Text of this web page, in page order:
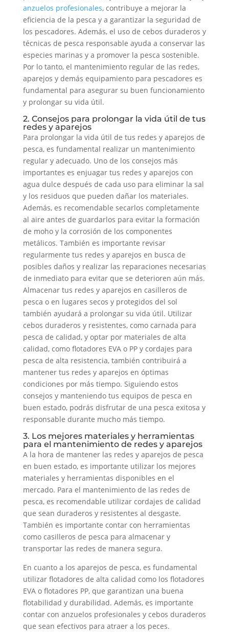
anzuelos profesionales, contribuye a mejorar la
eficiencia de la pesca y a garantizar la seguridad de
los pescadores. Además, el uso de cebos duraderos y
técnicas de pesca responsable ayuda a conservar las
especies marinas y a promover la pesca sostenible.
Por lo tanto, el mantenimiento regular de las redes,
aparejos y demás equipamiento para pescadores es
fundamental para asegurar su buen funcionamiento
y prolongar su vida útil.
2. Consejos para prolongar la vida útil de tus
redes y aparejos
Para prolongar la vida útil de tus redes y aparejos de
pesca, es fundamental realizar un mantenimiento
regular y adecuado. Uno de los consejos más
importantes es enjuagar tus redes y aparejos con
agua dulce después de cada uso para eliminar la sal
y los residuos que pueden dañar los materiales.
Además, es recomendable secarlos completamente
al aire antes de guardarlos para evitar la formación
de moho y la corrosión de los componentes
metálicos. También es importante revisar
regularmente tus redes y aparejos en busca de
posibles daños y realizar las reparaciones necesarias
de inmediato para evitar que se deterioren aún más.
Almacenar tus redes y aparejos en casilleros de
pesca o en lugares secos y protegidos del sol
también ayudará a prolongar su vida útil. Utilizar
cebos duraderos y resistentes, como carnada para
pesca de calidad, y optar por materiales de alta
calidad, como flotadores EVA o PP y cordajes para
pesca de alta resistencia, también contribuirá a
mantener tus redes y aparejos en óptimas
condiciones por más tiempo. Siguiendo estos
consejos y manteniendo tus equipos de pesca en
buen estado, podrás disfrutar de una pesca exitosa y
responsable durante mucho más tiempo.
3. Los mejores materiales y herramientas
para el mantenimiento de redes y aparejos
A la hora de mantener las redes y aparejos de pesca
en buen estado, es importante utilizar los mejores
materiales y herramientas disponibles en el
mercado. Para el mantenimiento de las redes de
pesca, es recomendable utilizar cordajes de calidad
que sean duraderos y resistentes al desgaste.
También es importante contar con herramientas
como casilleros de pesca para almacenar y
transportar las redes de manera segura.
En cuanto a los aparejos de pesca, es fundamental
utilizar flotadores de alta calidad como los flotadores
EVA o flotadores PP, que garantizan una buena
flotabilidad y durabilidad. Además, es importante
contar con anzuelos profesionales y cebos duraderos
que sean efectivos para atraer a los peces.